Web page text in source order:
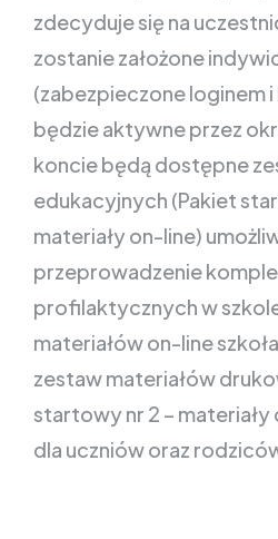
zdecyduje się na
zostanie założone
(zabezpieczone loginem i
będzie aktywne przez
koncie będą dostępne
edukacyjnych (Pakiet
materiały on-line)
przeprowadzenie
profilaktycznych w
materiałów on-line
zestaw materiałów
startowy nr 2 –
dla uczniów oraz